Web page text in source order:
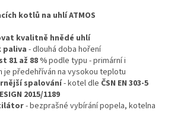
kotlů na uhlí ATMOS
kvalitně hnědé uhlí
paliva - dlouhá doba hoření
81 až 88 %podle typu - primární i
je předehříván na vysokou teplotu
spalování- kotel dle ČSN EN 303-5
2015/1189
- bezprašné vybírání popela, kotelna